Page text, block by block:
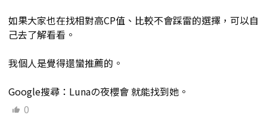
如果大家也在找相對高CP值、比較不會踩雷的選擇，可以自
己去了解看看。
我個人是覺得還蠻推薦的。
Google搜尋：Lunaの夜櫻會 就能找到她。
0